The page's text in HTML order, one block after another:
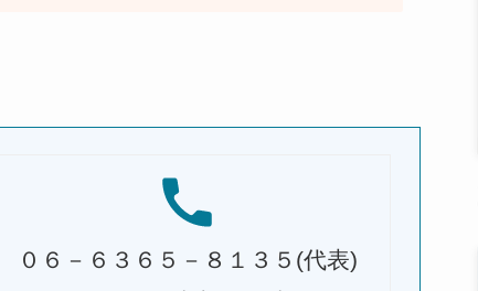
０６－６３６５－８１３５(代表)